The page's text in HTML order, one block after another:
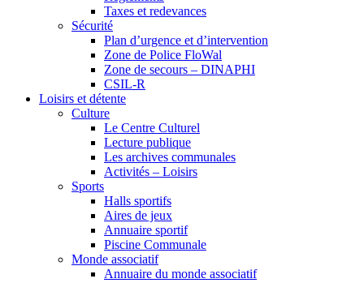
Taxes et redevances
Sécurité
Plan d’urgence et d’intervention
Zone de Police FloWal
Zone de secours – DINAPHI
CSIL-R
Loisirs et détente
Culture
Le Centre Culturel
Lecture publique
Les archives communales
Activités – Loisirs
Sports
Halls sportifs
Aires de jeux
Annuaire sportif
Piscine Communale
Monde associatif
Annuaire du monde associatif